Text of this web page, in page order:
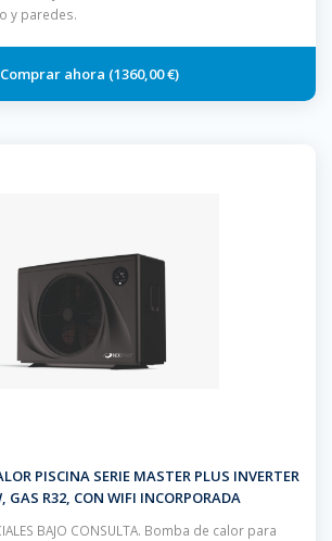
y paredes.
1360,00 €
PISCINA SERIE MASTER PLUS INVERTER
GAS R32, CON WIFI INCORPORADA
BAJO CONSULTA. Bomba de calor para